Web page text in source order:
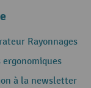
Rayonnages
ergonomiques
à la newsletter